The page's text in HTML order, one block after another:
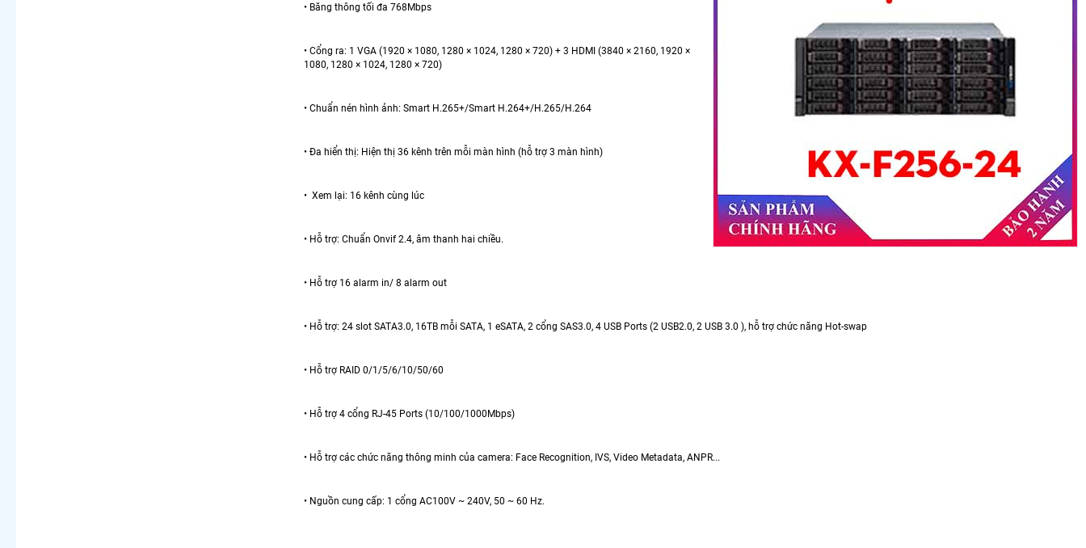
• Băng thông tối đa 768Mbps
• Cổng ra: 1 VGA (1920 × 1080, 1280 × 1024, 1280 × 720) + 3 HDMI (3840 × 2160, 1920 ×
1080, 1280 × 1024, 1280 × 720)
• Chuẩn nén hình ảnh: Smart H.265+/Smart H.264+/H.265/H.264
• Đa hiển thị: Hiện thị 36 kênh trên mỗi màn hình (hỗ trợ 3 màn hình)
• Xem lại: 16 kênh cùng lúc
• Hỗ trợ: Chuẩn Onvif 2.4, âm thanh hai chiều.
• Hỗ trợ 16 alarm in/ 8 alarm out
• Hỗ trợ: 24 slot SATA3.0, 16TB mỗi SATA, 1 eSATA, 2 cổng SAS3.0, 4 USB Ports (2 USB2.0, 2 USB 3.0 ), hỗ trợ chức năng Hot-swap
• Hỗ trợ RAID 0/1/5/6/10/50/60
• Hỗ trợ 4 cổng RJ-45 Ports (10/100/1000Mbps)
• Hỗ trợ các chức năng thông minh của camera: Face Recognition, IVS, Video Metadata, ANPR...
• Nguồn cung cấp: 1 cổng AC100V ~ 240V, 50 ~ 60 Hz.